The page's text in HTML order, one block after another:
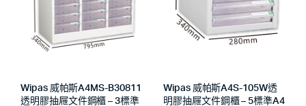
Wipas 威帕斯A4MS-B30811
透明膠抽屜文件鋼櫃 – 3標準
Wipas 威帕斯A4S-105W透
明膠抽屜文件鋼櫃 – 5標準A4